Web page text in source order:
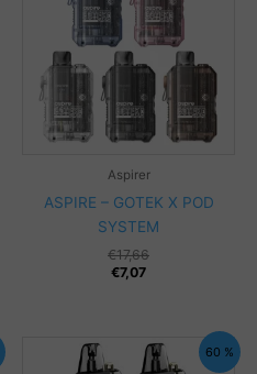
Aspirer
ASPIRE – GOTEK X POD
SYSTEM
€17,66
€7,07
60 %